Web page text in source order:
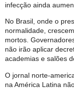
infecção ainda
No Brasil, onde o
normalidade,
mortos.
não irão aplicar
academias e salões
O jornal norte-
na América Latina